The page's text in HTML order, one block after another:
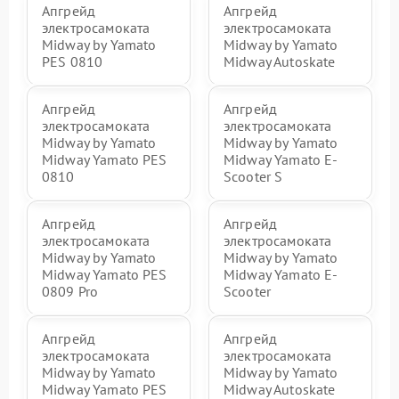
Апгрейд
электросамоката
Midway by Yamato
PES 0810
Апгрейд
электросамоката
Midway by Yamato
Midway Autoskate
Апгрейд
электросамоката
Midway by Yamato
Midway Yamato PES
0810
Апгрейд
электросамоката
Midway by Yamato
Midway Yamato E-
Scooter S
Апгрейд
электросамоката
Midway by Yamato
Midway Yamato PES
0809 Pro
Апгрейд
электросамоката
Midway by Yamato
Midway Yamato E-
Scooter
Апгрейд
электросамоката
Midway by Yamato
Midway Yamato PES
Апгрейд
электросамоката
Midway by Yamato
Midway Autoskate